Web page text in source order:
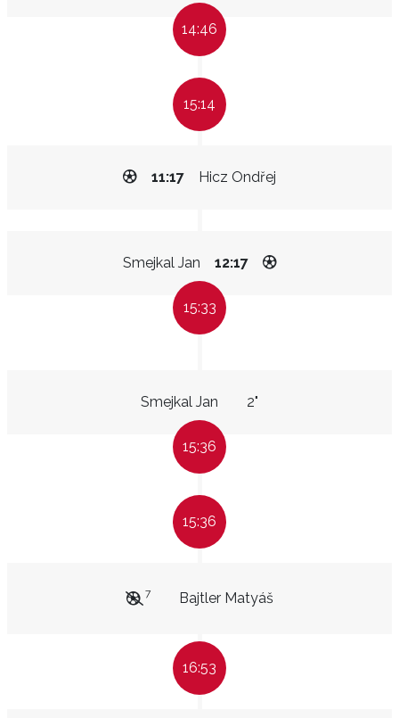
14:46
15:14
Hicz Ondřej
11:17
Smejkal Jan 12:17
15:33
Smejkal Jan 2"
15:36
15:36
Bajtler Matyáš
7
16:53